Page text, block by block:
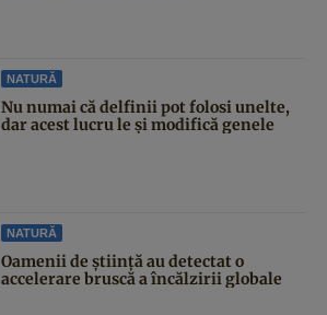
NATURĂ
Nu numai că delfinii pot folosi unelte,
dar acest lucru le și modifică genele
NATURĂ
Oamenii de știință au detectat o
accelerare bruscă a încălzirii globale